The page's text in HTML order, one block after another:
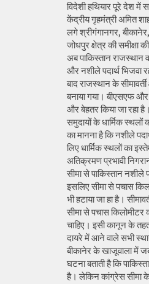
विदेशी हथियार पूरे देश में
केंद्रीय गृहमंत्री अमित
लगे श्रीगंगानगर,
जोधपुर क्षेत्र की समीक्षा
अब पाकिस्तान राजस्थान
और नशीले पदार्थ भिजवा
बाद राजस्थान के
बनाया गया। बीएसएफ
और बेहतर किया जा रहा
समुदायों के धार्मिक स्थलों
का मानना है कि नशीले
लिए धार्मिक स्थलों का
अतिक्रमण प्रभावी
सीमा से पाकिस्तान नशीले
इसलिए सीमा से पचास
भी हटाया जा हा है।
सीमा से पचास किलोमीटर
चाहिए। इसी कानून के
दायरे में आने वाले सभी
बीकानेर के खाजूवाला में
घटना बताती है कि
है। लेकिन कांग्रेस सीमा के